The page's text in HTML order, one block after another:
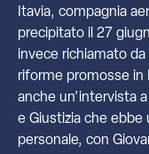
Itavia, compagnia
precipitato il 27
invece richiamato
riforme promosse in
anche un’intervista
e Giustizia che
personale, con